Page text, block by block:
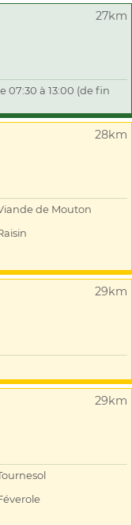
27km
07:30 à 13:00 (de fin
28km
de Mouton
29km
29km